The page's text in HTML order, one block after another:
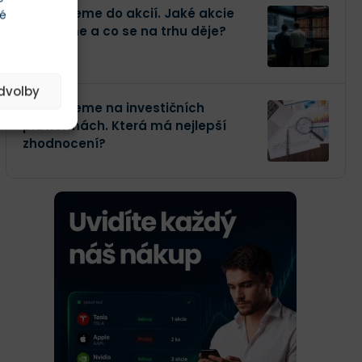
Investujeme do akcií. Jaké akcie
kupujeme a co se na trhu děje?
Investujeme na investičních
platformách. Která má nejlepší
zhodnocení?